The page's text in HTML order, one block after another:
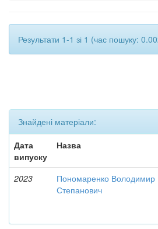
Результати 1-1 зі 1 (час пошуку:
Знайдені матеріали:
Дата
випуску
Назва
2023
Пономаренко Володимир
Степанович